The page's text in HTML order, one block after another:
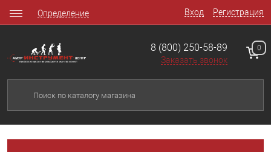
Вход Регистрация
Определение
8 (800) 250-58-89
Заказать звонок
0